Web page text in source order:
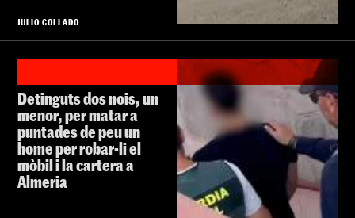
JULIO COLLADO
Detinguts dos nois, un
menor, per matar a
puntades de peu un
home per robar-li el
mòbil i la cartera a
Almeria